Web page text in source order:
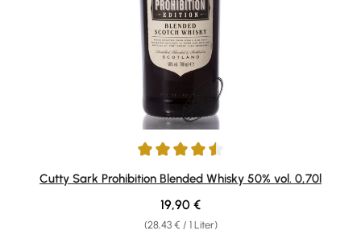
Durchschnittliche Bewertung von 4.59 von 5 Sternen
Cutty Sark Prohibition Blended Whisky 50% vol. 0,70l
(28,43 € / 1 Liter)
Regulärer Preis:
19,90 €